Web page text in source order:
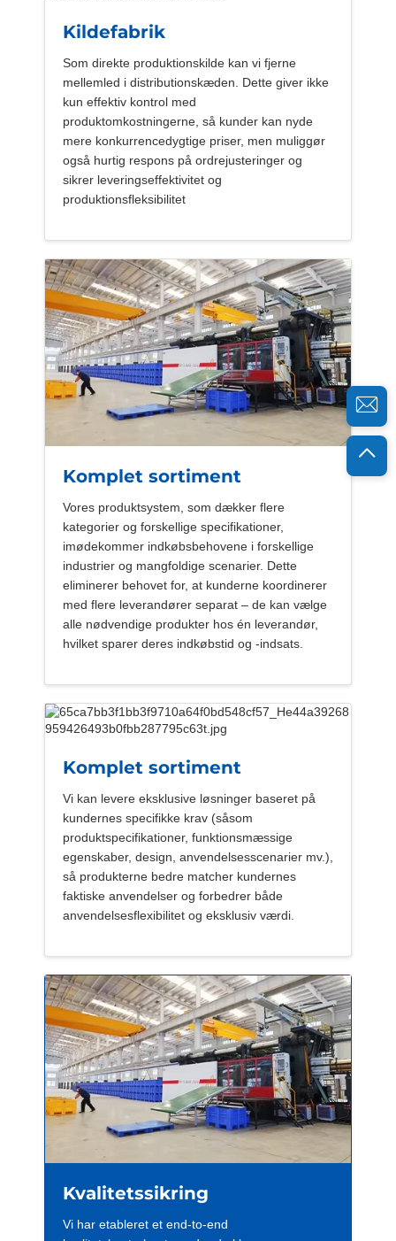
Kildefabrik
Som direkte produktionskilde kan vi fjerne
mellemled i distributionskæden. Dette giver ikke
kun effektiv kontrol med
produktomkostningerne, så kunder kan nyde
mere konkurrencedygtige priser, men muliggør
også hurtig respons på ordrejusteringer og
sikrer leveringseffektivitet og
produktionsfleksibilitet
Komplet sortiment
Vores produktsystem, som dækker flere
kategorier og forskellige specifikationer,
imødekommer indkøbsbehovene i forskellige
industrier og mangfoldige scenarier. Dette
eliminerer behovet for, at kunderne koordinerer
med flere leverandører separat – de kan vælge
alle nødvendige produkter hos én leverandør,
hvilket sparer deres indkøbstid og -indsats.
Komplet sortiment
Vi kan levere eksklusive løsninger baseret på
kundernes specifikke krav (såsom
produktspecifikationer, funktionsmæssige
egenskaber, design, anvendelsesscenarier mv.),
så produkterne bedre matcher kundernes
faktiske anvendelser og forbedrer både
anvendelsesflexibilitet og eksklusiv værdi.
Kvalitetssikring
Vi har etableret et end-to-end